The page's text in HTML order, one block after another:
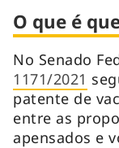
O que é
No Senado
1171/2021
patente de
entre as
apensados e